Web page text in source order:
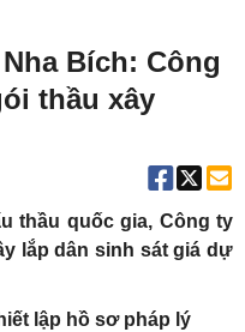
Bích: Công
thầu xây
thầu quốc gia, Công ty
lắp dân sinh sát giá dự
lập hồ sơ pháp lý